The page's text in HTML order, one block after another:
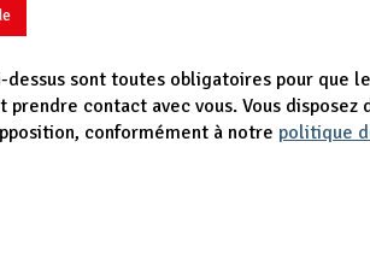
sont toutes obligatoires pour que
prendre contact avec vous. Vous disposez
conformément à notre politique